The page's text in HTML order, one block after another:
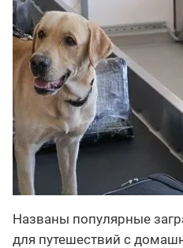
Названы популярные
для путешествий с